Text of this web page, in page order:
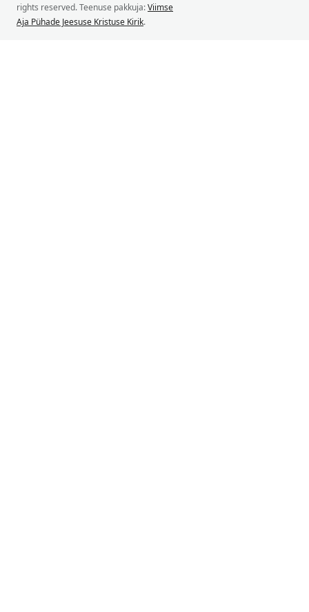
rights reserved. Teenuse pakkuja:Viimse
Aja Pühade Jeesuse Kristuse Kirik.